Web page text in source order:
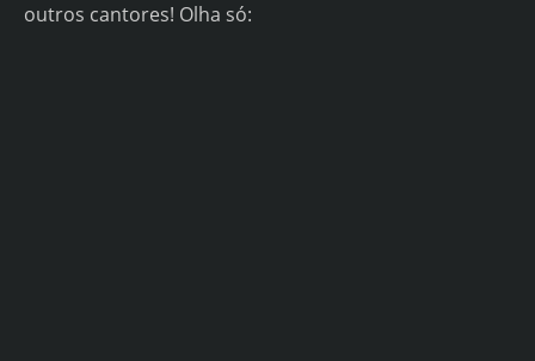
outros cantores! Olha só: